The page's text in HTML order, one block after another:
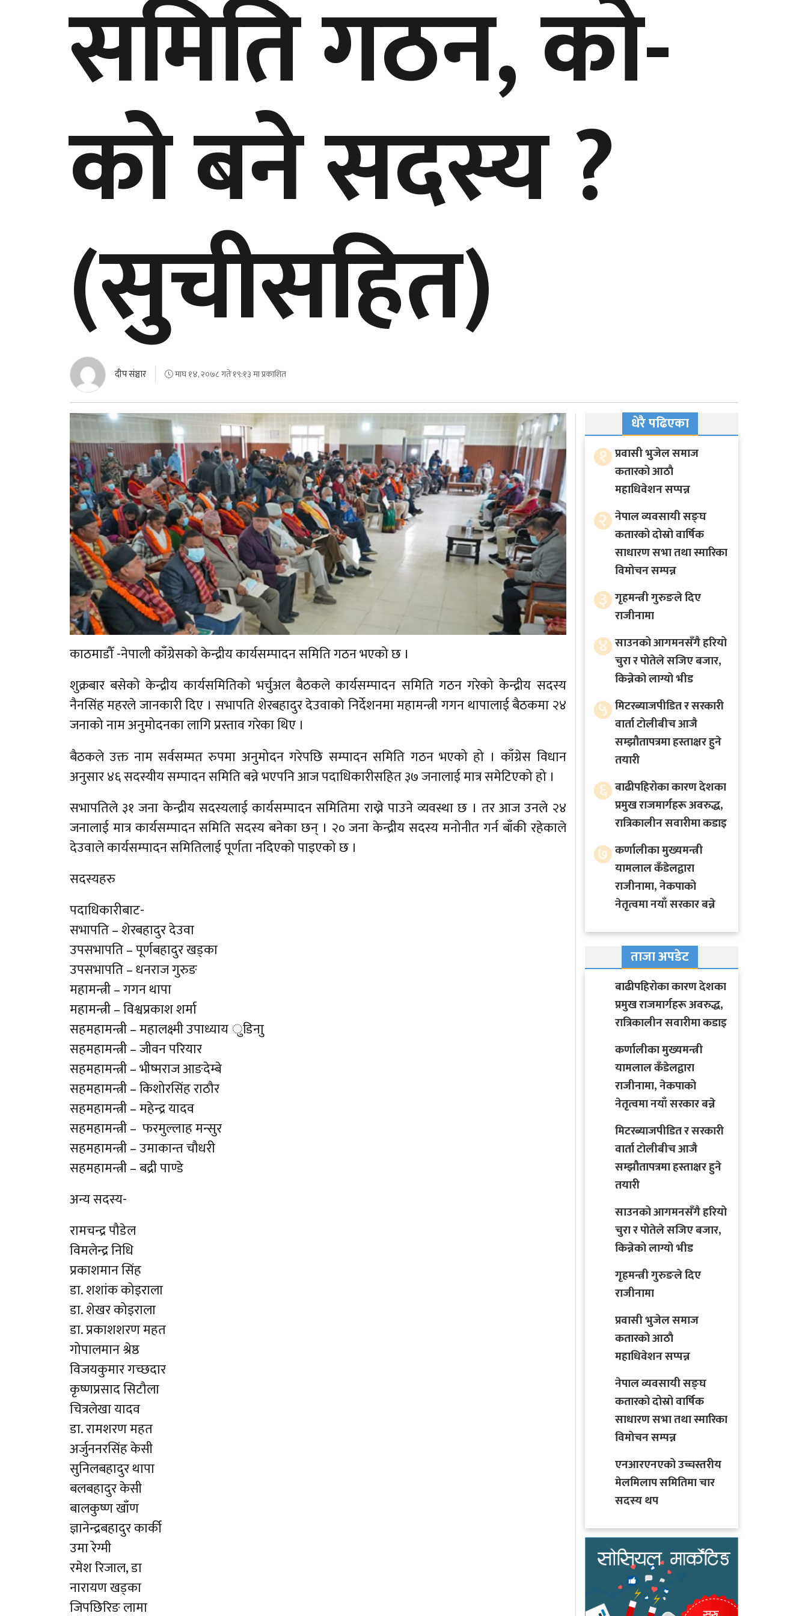
समिति गठन, को-
को बने सदस्य ?
(सुचीसहित)
दीप संञ्चार माघ १४, २०७८ गते १९:१३ मा प्रकाशित
काठमाडौँ -नेपाली काँग्रेसको केन्द्रीय कार्यसम्पादन समिति गठन भएको छ ।
शुक्रबार बसेको केन्द्रीय कार्यसमितिको भर्चुअल बैठकले कार्यसम्पादन समिति गठन गरेको केन्द्रीय सदस्य
नैनसिंह महरले जानकारी दिए । सभापति शेरबहादुर देउवाको निर्देशनमा महामन्त्री गगन थापालाई बैठकमा २४
जनाको नाम अनुमोदनका लागि प्रस्ताव गरेका थिए ।
बैठकले उक्त नाम सर्वसम्मत रुपमा अनुमोदन गरेपछि सम्पादन समिति गठन भएको हो । काँग्रेस विधान
अनुसार ४६ सदस्यीय सम्पादन समिति बन्ने भएपनि आज पदाधिकारीसहित ३७ जनालाई मात्र समेटिएको हो ।
सभापतिले ३१ जना केन्द्रीय सदस्यलाई कार्यसम्पादन समितिमा राख्ने पाउने व्यवस्था छ । तर आज उनले २४
जनालाई मात्र कार्यसम्पादन समिति सदस्य बनेका छन् । २० जना केन्द्रीय सदस्य मनोनीत गर्न बाँकी रहेकाले
देउवाले कार्यसम्पादन समितिलाई पूर्णता नदिएको पाइएको छ ।
सदस्यहरु
पदाधिकारीबाट-
सभापति – शेरबहादुर देउवा
उपसभापति – पूर्णबहादुर खड्का
उपसभापति – धनराज गुरुङ
महामन्त्री – गगन थापा
महामन्त्री – विश्वप्रकाश शर्मा
सहमहामन्त्री – महालक्ष्मी उपाध्याय ुडिनाु
सहमहामन्त्री – जीवन परियार
सहमहामन्त्री – भीष्मराज आङदेम्बे
सहमहामन्त्री – किशोरसिंह राठौर
सहमहामन्त्री – महेन्द्र यादव
सहमहामन्त्री – फरमुल्लाह मन्सुर
सहमहामन्त्री – उमाकान्त चौधरी
सहमहामन्त्री – बद्री पाण्डे
अन्य सदस्य-
रामचन्द्र पौडेल
विमलेन्द्र निधि
प्रकाशमान सिंह
डा. शशांक कोइराला
डा. शेखर कोइराला
डा. प्रकाशशरण महत
गोपालमान श्रेष्ठ
विजयकुमार गच्छदार
कृष्णप्रसाद सिटौला
चित्रलेखा यादव
डा. रामशरण महत
अर्जुननरसिंह केसी
सुनिलबहादुर थापा
बलबहादुर केसी
बालकुष्ण खाँण
ज्ञानेन्द्रबहादुर कार्की
उमा रेग्मी
रमेश रिजाल, डा
नारायण खड्का
जिपछिरिङ लामा
धेरै पढिएका
१ प्रवासी भुजेल समाज
कतारको आठाै
महाधिवेशन सप्पन्न
२ नेपाल व्यवसायी सङ्घ
कतारको दोस्रो वार्षिक
साधारण सभा तथा स्मारिका
विमोचन सम्पन्न
३ गृहमन्त्री गुरुङले दिए
राजीनामा
४ साउनको आगमनसँगै हरियो
चुरा र पोतेले सजिए बजार,
किन्नेको लाग्यो भीड
५ मिटरब्याजपीडित र सरकारी
वार्ता टोलीबीच आजै
सम्झौतापत्रमा हस्ताक्षर हुने
तयारी
६ बाढीपहिरोका कारण देशका
प्रमुख राजमार्गहरू अवरुद्ध,
रात्रिकालीन सवारीमा कडाइ
७ कर्णालीका मुख्यमन्त्री
यामलाल कँडेलद्वारा
राजीनामा, नेकपाको
नेतृत्वमा नयाँ सरकार बन्ने
ताजा अपडेट
बाढीपहिरोका कारण देशका
प्रमुख राजमार्गहरू अवरुद्ध,
रात्रिकालीन सवारीमा कडाइ
कर्णालीका मुख्यमन्त्री
यामलाल कँडेलद्वारा
राजीनामा, नेकपाको
नेतृत्वमा नयाँ सरकार बन्ने
मिटरब्याजपीडित र सरकारी
वार्ता टोलीबीच आजै
सम्झौतापत्रमा हस्ताक्षर हुने
तयारी
साउनको आगमनसँगै हरियो
चुरा र पोतेले सजिए बजार,
किन्नेको लाग्यो भीड
गृहमन्त्री गुरुङले दिए
राजीनामा
प्रवासी भुजेल समाज
कतारको आठाै
महाधिवेशन सप्पन्न
नेपाल व्यवसायी सङ्घ
कतारको दोस्रो वार्षिक
साधारण सभा तथा स्मारिका
विमोचन सम्पन्न
एनआरएनएको उच्चस्तरीय
मेलमिलाप समितिमा चार
सदस्य थप